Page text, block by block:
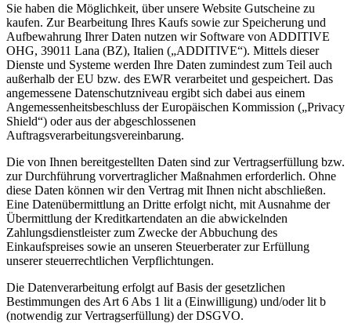
Sie haben die Möglichkeit, über unsere Website Gutscheine zu
kaufen. Zur Bearbeitung Ihres Kaufs sowie zur Speicherung und
Aufbewahrung Ihrer Daten nutzen wir Software von ADDITIVE
OHG, 39011 Lana (BZ), Italien („ADDITIVE“). Mittels dieser
Dienste und Systeme werden Ihre Daten zumindest zum Teil auch
außerhalb der EU bzw. des EWR verarbeitet und gespeichert. Das
angemessene Datenschutzniveau ergibt sich dabei aus einem
Angemessenheitsbeschluss der Europäischen Kommission („Privacy
Shield“) oder aus der abgeschlossenen
Auftragsverarbeitungsvereinbarung.
Die von Ihnen bereitgestellten Daten sind zur Vertragserfüllung bzw.
zur Durchführung vorvertraglicher Maßnahmen erforderlich. Ohne
diese Daten können wir den Vertrag mit Ihnen nicht abschließen.
Eine Datenübermittlung an Dritte erfolgt nicht, mit Ausnahme der
Übermittlung der Kreditkartendaten an die abwickelnden
Zahlungsdienstleister zum Zwecke der Abbuchung des
Einkaufspreises sowie an unseren Steuerberater zur Erfüllung
unserer steuerrechtlichen Verpflichtungen.
Die Datenverarbeitung erfolgt auf Basis der gesetzlichen
Bestimmungen des Art 6 Abs 1 lit a (Einwilligung) und/oder lit b
(notwendig zur Vertragserfüllung) der DSGVO.